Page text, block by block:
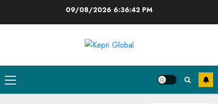
09/08/2026 6:36:43 PM
Primary
Menu